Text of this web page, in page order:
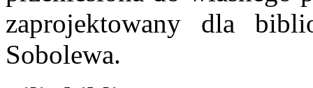
zaprojektowany dla
Sobolewa.